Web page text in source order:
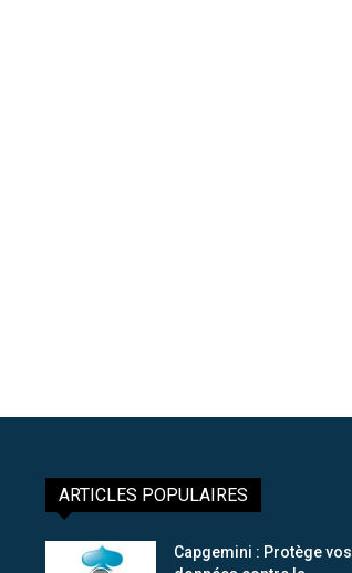
ARTICLES POPULAIRES
Capgemini : Protège vos